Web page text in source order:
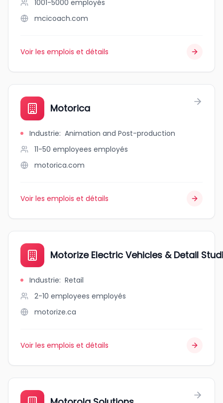
1001-5000 employés
mcicoach.com
Voir les emplois et détails
Motorica
Industrie: Animation and Post-production
11-50 employees employés
motorica.com
Voir les emplois et détails
Motorize Electric Vehicles & Detail
Industrie: Retail
2-10 employees employés
motorize.ca
Voir les emplois et détails